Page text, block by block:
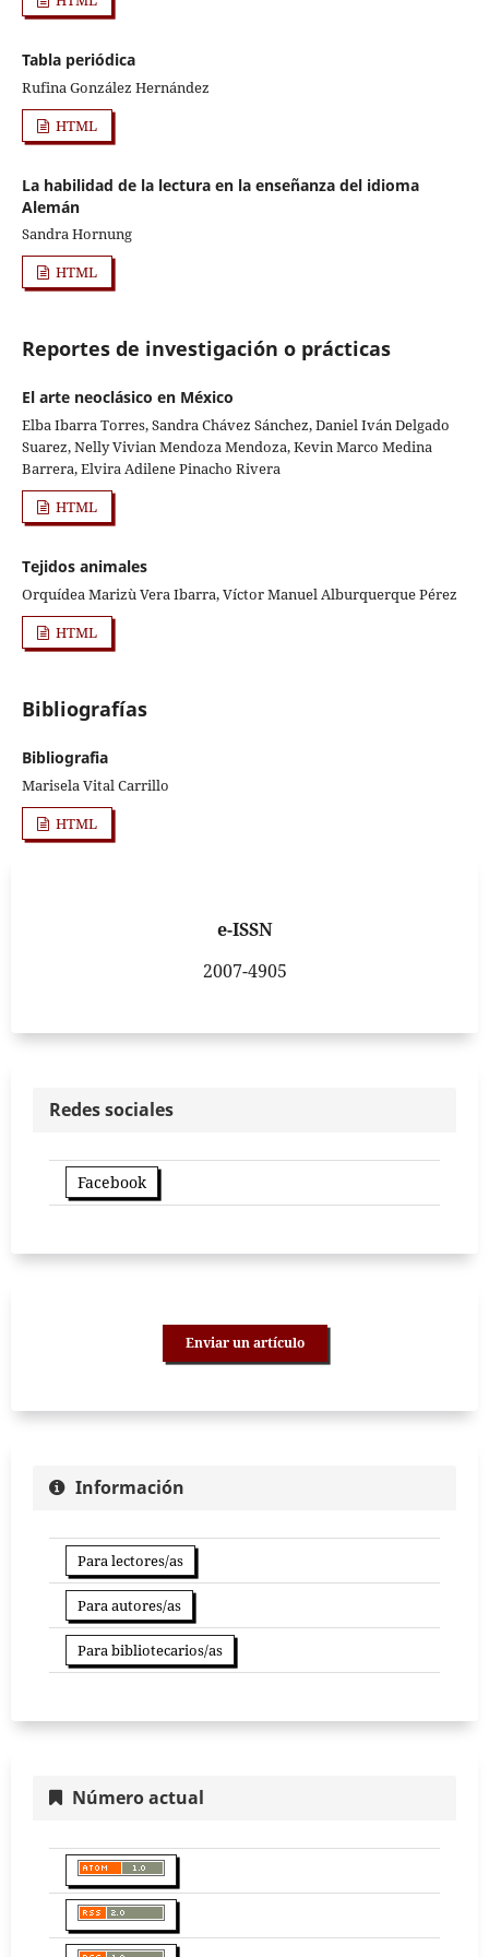
Tabla periódica
Rufina González Hernández
HTML
La habilidad de la lectura en la enseñanza del idioma
Alemán
Sandra Hornung
HTML
Reportes de investigación o prácticas
El arte neoclásico en México
Elba Ibarra Torres, Sandra Chávez Sánchez, Daniel Iván Delgado
Suarez, Nelly Vivian Mendoza Mendoza, Kevin Marco Medina
Barrera, Elvira Adilene Pinacho Rivera
HTML
Tejidos animales
Orquídea Marizù Vera Ibarra, Víctor Manuel Alburquerque Pérez
HTML
Bibliografías
Bibliografia
Marisela Vital Carrillo
HTML
e-ISSN
2007-4905
Redes sociales
Facebook
Enviar un artículo
Información
Para lectores/as
Para autores/as
Para bibliotecarios/as
Número actual